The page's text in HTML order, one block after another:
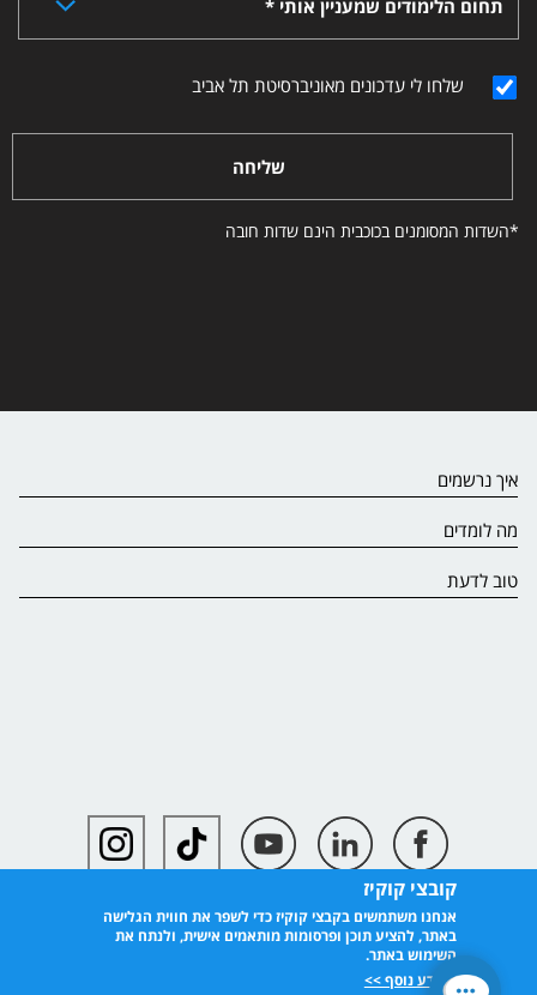
קובצי קוקיז
אנחנו משתמשים בקבצי קוקיז כדי לשפר את חווית הגלישה
באתר, להציע תוכן ופרסומות מותאמים אישית, ולנתח את
השימוש באתר.
למידע נוסף >>
תחום הלימודים שמעניין אותי *
שלחו לי עדכונים מאוניברסיטת תל אביב
שליחה
*השדות המסומנים בכוכבית הינם שדות חובה
איך נרשמים
מה לומדים
טוב לדעת